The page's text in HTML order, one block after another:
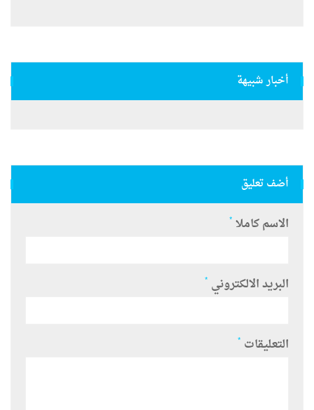
أخبار شبيهة
أضف تعليق
الاسم كاملا *
البريد الالكتروني *
التعليقات *